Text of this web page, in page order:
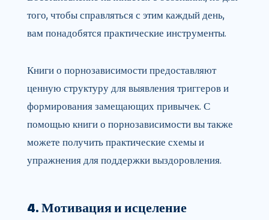
того, чтобы справляться с этим каждый день,
вам понадобятся практические инструменты.
Книги о порнозависимости предоставляют
ценную структуру для выявления триггеров и
формирования замещающих привычек. С
помощью книги о порнозависимости вы также
можете получить практические схемы и
упражнения для поддержки выздоровления.
4. Мотивация и исцеление